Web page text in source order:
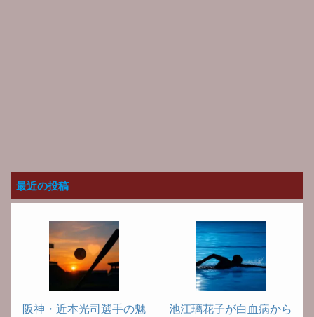
最近の投稿
阪神・近本光司選手の魅
池江璃花子が白血病から